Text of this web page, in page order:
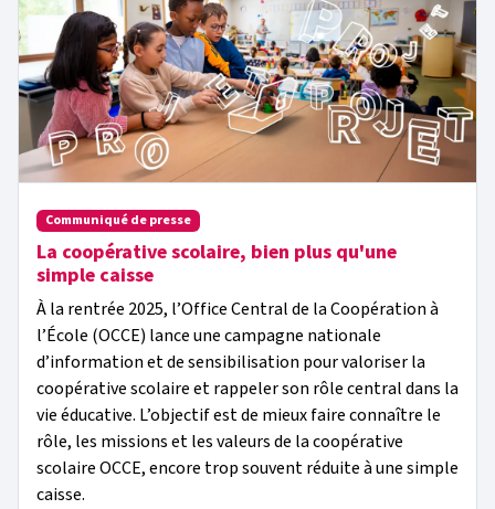
Communiqué de presse
La coopérative scolaire, bien plus qu'une
simple caisse
À la rentrée 2025, l’Office Central de la Coopération à
l’École (OCCE) lance une campagne nationale
d’information et de sensibilisation pour valoriser la
coopérative scolaire et rappeler son rôle central dans la
vie éducative. L’objectif est de mieux faire connaître le
rôle, les missions et les valeurs de la coopérative
scolaire OCCE, encore trop souvent réduite à une simple
caisse.